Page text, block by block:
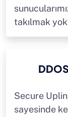
takılmak
Secure
sayesinde